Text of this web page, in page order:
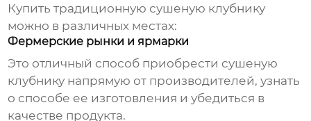
Купить традиционную сушеную клубнику
можно в различных местах:
Фермерские рынки и ярмарки
Это отличный способ приобрести сушеную
клубнику напрямую от производителей, узнать
о способе ее изготовления и убедиться в
качестве продукта.